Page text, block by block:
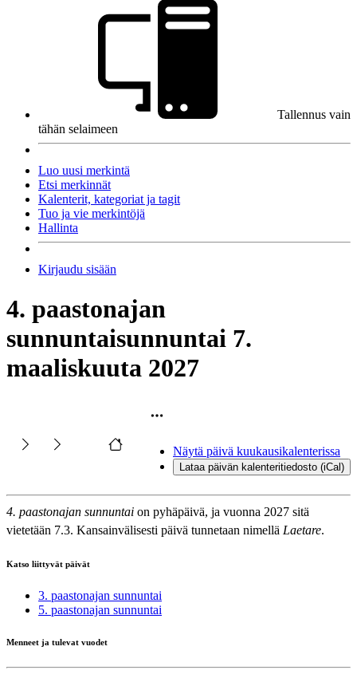
Tallennus vain
tähän selaimeen
Luo uusi merkintä
Etsi merkinnät
Kalenterit, kategoriat ja tagit
Tuo ja vie merkintöjä
Hallinta
Kirjaudu sisään
4. paastonajan
sunnuntaisunnuntai 7.
maaliskuuta 2027
Näytä päivä kuukausikalenterissa
Lataa päivän kalenteritiedosto (iCal)
4. paastonajan sunnuntai on pyhäpäivä, ja vuonna 2027 sitä
vietetään 7.3. Kansainvälisesti päivä tunnetaan nimellä Laetare.
Katso liittyvät päivät
3. paastonajan sunnuntai
5. paastonajan sunnuntai
Menneet ja tulevat vuodet